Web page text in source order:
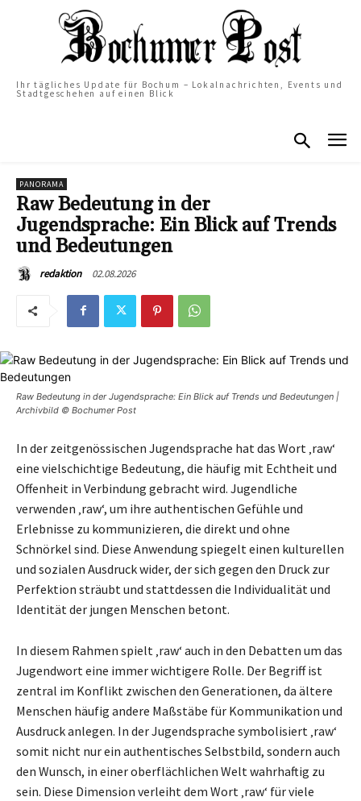
Ihr tägliches Update für Bochum – Lokalnachrichten, Events und
Stadtgeschehen auf einen Blick
PANORAMA
Raw Bedeutung in der
Jugendsprache: Ein Blick auf Trends
und Bedeutungen
redaktion 02.08.2026
Raw Bedeutung in der Jugendsprache: Ein Blick auf Trends und Bedeutungen |
Archivbild © Bochumer Post
In der zeitgenössischen Jugendsprache hat das Wort ‚raw‘
eine vielschichtige Bedeutung, die häufig mit Echtheit und
Offenheit in Verbindung gebracht wird. Jugendliche
verwenden ‚raw‘, um ihre authentischen Gefühle und
Erlebnisse zu kommunizieren, die direkt und ohne
Schnörkel sind. Diese Anwendung spiegelt einen kulturellen
und sozialen Ausdruck wider, der sich gegen den Druck zur
Perfektion sträubt und stattdessen die Individualität und
Identität der jungen Menschen betont.
In diesem Rahmen spielt ‚raw‘ auch in den Debatten um das
Jugendwort eine immer wichtigere Rolle. Der Begriff ist
zentral im Konflikt zwischen den Generationen, da ältere
Menschen häufig andere Maßstäbe für Kommunikation und
Ausdruck anlegen. In der Jugendsprache symbolisiert ‚raw‘
somit nicht nur ein authentisches Selbstbild, sondern auch
den Wunsch, in einer oberflächlichen Welt wahrhaftig zu
sein. Diese Dimension verleiht dem Wort ‚raw‘ für viele